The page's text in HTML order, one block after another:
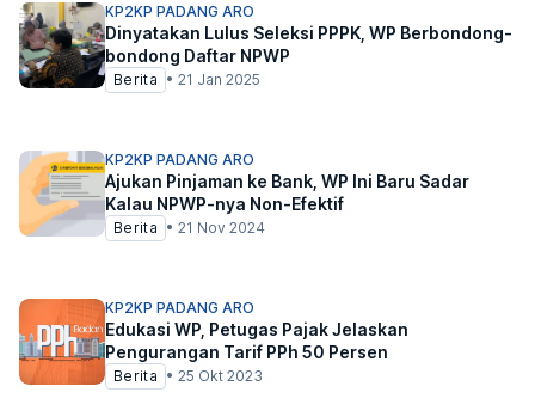
KP2KP PADANG ARO
Dinyatakan Lulus Seleksi PPPK, WP Berbondong-
bondong Daftar NPWP
Berita • 21 Jan 2025
KP2KP PADANG ARO
Ajukan Pinjaman ke Bank, WP Ini Baru Sadar
Kalau NPWP-nya Non-Efektif
Berita • 21 Nov 2024
KP2KP PADANG ARO
Edukasi WP, Petugas Pajak Jelaskan
Pengurangan Tarif PPh 50 Persen
Berita • 25 Okt 2023